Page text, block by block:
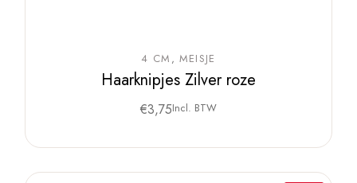
4 CM MEISJE
Haarknipjes Zilver roze
€3,75Incl. BTW